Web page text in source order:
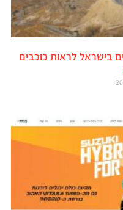
בישראל לראות כוכבים